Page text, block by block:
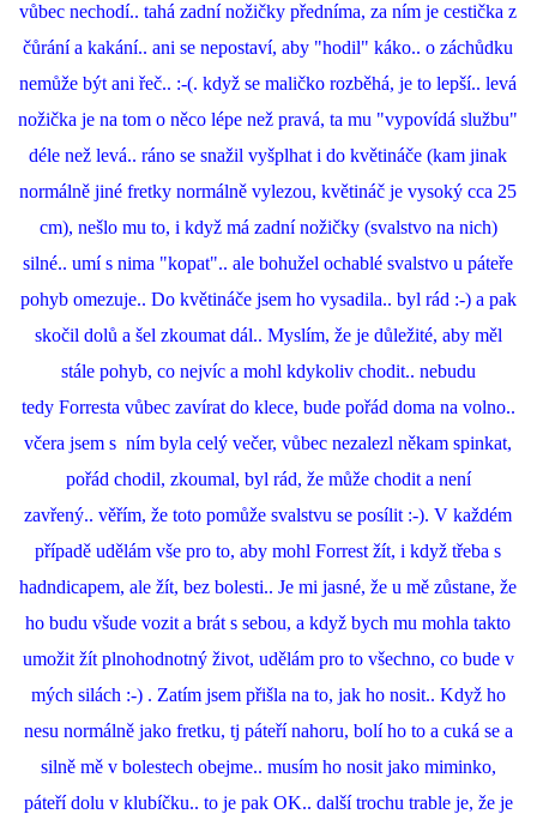
vůbec nechodí.. tahá zadní nožičky předníma, za ním je cestička z
čůrání a kakání.. ani se nepostaví, aby "hodil" káko.. o záchůdku
nemůže být ani řeč.. :-(. když se maličko rozběhá, je to lepší.. levá
nožička je na tom o něco lépe než pravá, ta mu "vypovídá službu"
déle než levá.. ráno se snažil vyšplhat i do květináče (kam jinak
normálně jiné fretky normálně vylezou, květináč je vysoký cca 25
cm), nešlo mu to, i když má zadní nožičky (svalstvo na nich)
silné.. umí s nima "kopat".. ale bohužel ochablé svalstvo u páteře
pohyb omezuje.. Do květináče jsem ho vysadila.. byl rád :-) a pak
skočil dolů a šel zkoumat dál.. Myslím, že je důležité, aby měl
stále pohyb, co nejvíc a mohl kdykoliv chodit.. nebudu
tedy Forresta vůbec zavírat do klece, bude pořád doma na volno..
včera jsem s ním byla celý večer, vůbec nezalezl někam spinkat,
pořád chodil, zkoumal, byl rád, že může chodit a není
zavřený.. věřím, že toto pomůže svalstvu se posílit :-). V každém
případě udělám vše pro to, aby mohl Forrest žít, i když třeba s
hadndicapem, ale žít, bez bolesti.. Je mi jasné, že u mě zůstane, že
ho budu všude vozit a brát s sebou, a když bych mu mohla takto
umožit žít plnohodnotný život, udělám pro to všechno, co bude v
mých silách :-) . Zatím jsem přišla na to, jak ho nosit.. Když ho
nesu normálně jako fretku, tj páteří nahoru, bolí ho to a cuká se a
silně mě v bolestech obejme.. musím ho nosit jako miminko,
páteří dolu v klubíčku.. to je pak OK.. další trochu trable je, že je